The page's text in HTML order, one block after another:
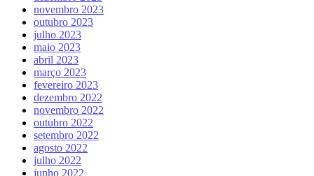
novembro 2023
outubro 2023
julho 2023
maio 2023
abril 2023
março 2023
fevereiro 2023
dezembro 2022
novembro 2022
outubro 2022
setembro 2022
agosto 2022
julho 2022
junho 2022